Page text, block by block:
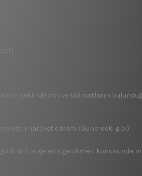
şeklinde not ve talimatların
hareket edelim. (Günerdeki gibi)
ilintili projelerin gecikmesi konusunda